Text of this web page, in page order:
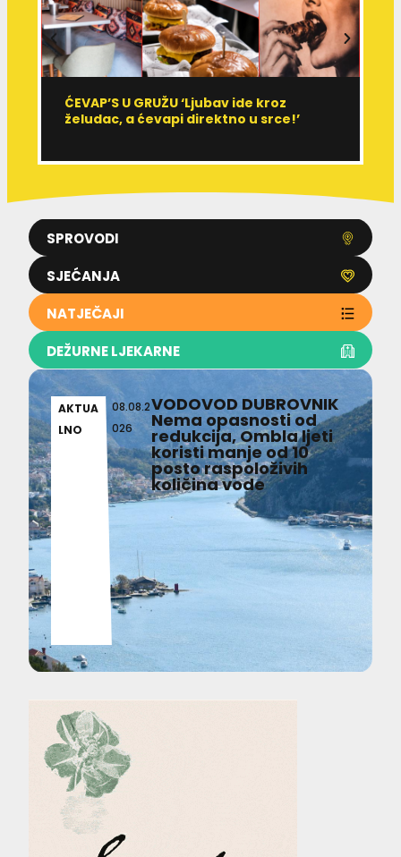
SPROVODI
SJEĆANJA
NATJEČAJI
DEŽURNE LJEKARNE
ĆEVAP’S U GRUŽU ‘Ljubav ide kroz
želudac, a ćevapi direktno u srce!’
AKTUA
LNO
08.08.2
026
VODOVOD DUBROVNIK
Nema opasnosti od
redukcija, Ombla ljeti
koristi manje od 10
posto raspoloživih
količina vode